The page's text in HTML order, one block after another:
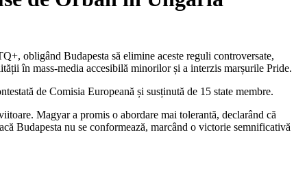
obligând Budapesta să elimine aceste reguli controversate,
în mass-media accesibilă minorilor și a interzis marșurile Pride.
de Comisia Europeană și susținută de 15 state membre.
Magyar a promis o abordare mai tolerantă, declarând că
Budapesta nu se conformează, marcând o victorie semnificativă